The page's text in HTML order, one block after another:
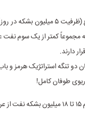
خطوط لوله محدود مانند خط لوله عربستان
که مجموعاً کمتر از یک سوم
دارند.